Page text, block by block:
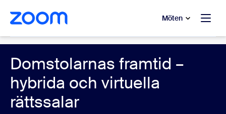
huvudinnehåll
till hjälpchatt Möten
Domstolarnas framtid –
hybrida och virtuella
rättssalar